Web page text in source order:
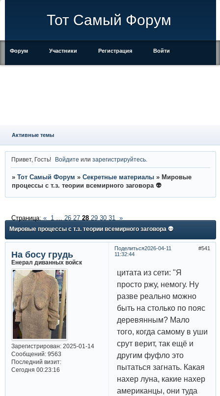
Тот Самый Форум
Форум Участники Регистрация Войти
Активные темы
Привет, Гость! Войдите илизарегистрируйтесь
» Тот Самый Форум » Секретные материалы » Мировые
процессы с т.з. теории всемирного заговора 👽
Мировые процессы с т.з. теории всемирного заговора 👽
Страница: « 1 26 27 28 29 30 31 »
Поделиться 541
2026-04-11
11:32:44
На босу грудь
Енерал диванных войск
Зарегистрирован: 2025-01-14
Сообщений:9563
Последний визит:
Сегодня 00:23:16
цитата из сети: "Я
просто ржу, немогу. Ну
разве реально можно
быть на столько по пояс
деревянным? Мало
того, когда самому в уши
срут верит, так ещё и
другим фуфло это
пытаться загнать. Какая
нахер луна, какие нахер
американцы, они туда